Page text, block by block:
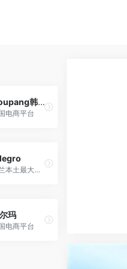
Coupang韩国总站
电商平台
波兰本土最大的电商平台，也是东欧“最大”拍卖网站。
玛
电商平台